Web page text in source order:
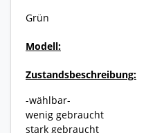
Grün
Modell:
Zustandsbeschreibung:
-wählbar-
wenig gebraucht
stark gebraucht